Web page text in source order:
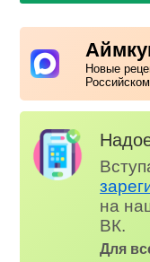
Новые
на
ВК.
Для